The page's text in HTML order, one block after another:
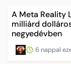
A Meta Reality
milliárd
negyedévben
6 nappal